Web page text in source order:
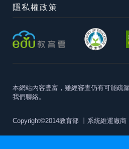
隱私權政策
本網站內容豐富，雖經審查仍有可能疏
我們聯絡。
Copyright©2014教育部 丨系統維運廠